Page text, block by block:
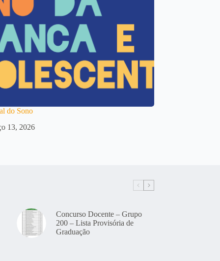
do Sono
13, 2026
Concurso Docente – Grupo
200 – Lista Provisória de
Graduação